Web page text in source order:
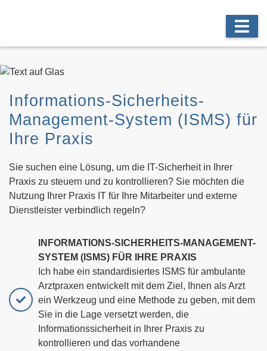
Informations-Sicherheits-
Management-System (ISMS) für
Ihre Praxis
Sie suchen eine Lösung, um die IT-Sicherheit in Ihrer
Praxis zu steuern und zu kontrollieren? Sie möchten die
Nutzung Ihrer Praxis IT für Ihre Mitarbeiter und externe
Dienstleister verbindlich regeln?
INFORMATIONS-SICHERHEITS-MANAGEMENT-
SYSTEM (ISMS) FÜR IHRE PRAXIS
Ich habe ein standardisiertes ISMS für ambulante
Arztpraxen entwickelt mit dem Ziel, Ihnen als Arzt
ein Werkzeug und eine Methode zu geben, mit dem
Sie in die Lage versetzt werden, die
Informationssicherheit in Ihrer Praxis zu
kontrollieren und das vorhandene